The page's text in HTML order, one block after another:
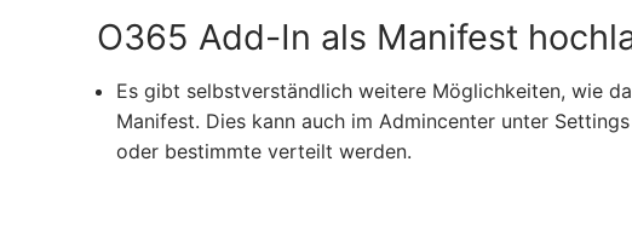
O365 Add-In als Manifest
Es gibt selbstverständlich weitere Möglichkeiten, wie
Manifest. Dies kann auch im Admincenter unter
oder bestimmte verteilt werden.